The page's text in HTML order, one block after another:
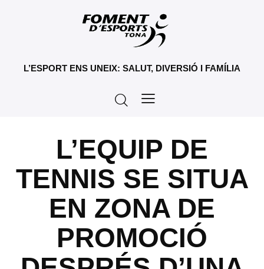
L’ESPORT ENS UNEIX: SALUT, DIVERSIÓ I FAMÍLIA
L’EQUIP DE
TENNIS SE SITUA
EN ZONA DE
PROMOCIÓ